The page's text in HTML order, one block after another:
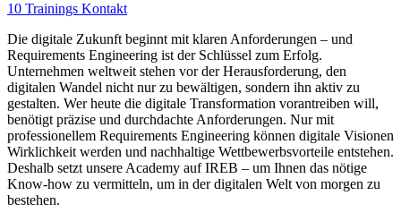
10 Trainings Kontakt
Die digitale Zukunft beginnt mit klaren Anforderungen – und
Requirements Engineering ist der Schlüssel zum Erfolg.
Unternehmen weltweit stehen vor der Herausforderung, den
digitalen Wandel nicht nur zu bewältigen, sondern ihn aktiv zu
gestalten. Wer heute die digitale Transformation vorantreiben will,
benötigt präzise und durchdachte Anforderungen. Nur mit
professionellem Requirements Engineering können digitale Visionen
Wirklichkeit werden und nachhaltige Wettbewerbsvorteile entstehen.
Deshalb setzt unsere Academy auf IREB – um Ihnen das nötige
Know-how zu vermitteln, um in der digitalen Welt von morgen zu
bestehen.